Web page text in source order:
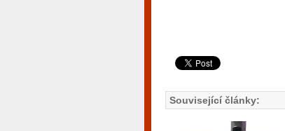
Související články: